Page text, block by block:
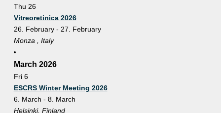
Thu 26
Vitreoretinica 2026
26. February- 27. February
Monza
, Italy
March 2026
Fri 6
ESCRS Winter Meeting 2026
6. March - 8. March
Helsinki, Finland